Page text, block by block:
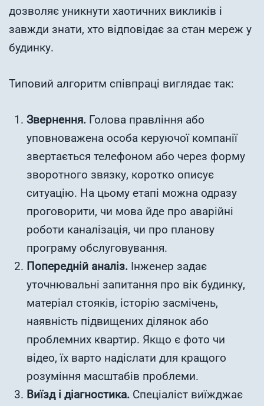
дозволяє уникнути хаотичних викликів і
завжди знати, хто відповідає за стан мереж у
будинку.
Типовий алгоритм співпраці виглядає так:
Звернення. Голова правління або
уповноважена особа керуючої компанії
звертається телефоном або через форму
зворотного звязку, коротко описує
ситуацію. На цьому етапі можна одразу
проговорити, чи мова йде про аварійні
роботи каналізація, чи про планову
програму обслуговування.
Попередній аналіз. Інженер задає
уточнювальні запитання про вік будинку,
матеріал стояків, історію засмічень,
наявність підвищених ділянок або
проблемних квартир. Якщо є фото чи
відео, їх варто надіслати для кращого
розуміння масштабів проблеми.
Виїзд і діагностика. Спеціаліст виїжджає